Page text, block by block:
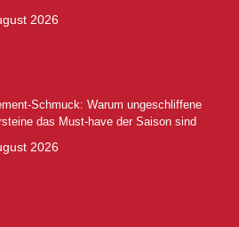
2026
Schmuck: Warum ungeschliffene
das Must-have der Saison sind
2026